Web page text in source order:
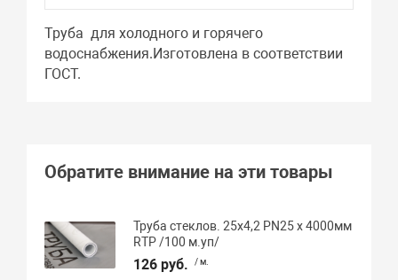
Труба для холодного и горячего
водоснабжения.Изготовлена в соответствии
ГОСТ.
Обратите внимание на эти товары
Труба стеклов. 25х4,2 PN25 х 4000мм
RTP /100 м.уп/
126 руб. / м.